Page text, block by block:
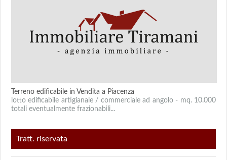
Terreno edificabile in Vendita a Piacenza
lotto edificabile artigianale / commerciale ad angolo - mq. 10.000
totali eventualmente frazionabili...
Tratt. riservata